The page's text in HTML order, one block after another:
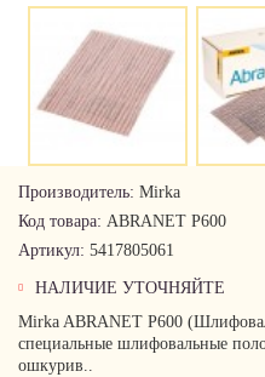
Производитель: Mirka
Код товара: ABRANET P600
Артикул: 5417805061
НАЛИЧИЕ УТОЧНЯЙТЕ
Mirka ABRANET P600
специальные шлифовальные
ошкурив..